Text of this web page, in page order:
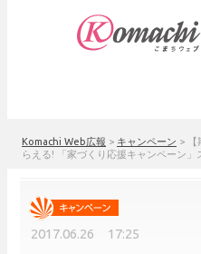
Komachi Web広報 > キャンペーン >
らえる! 「家づくり応援キャンペーン」
2017.06.26 17:25